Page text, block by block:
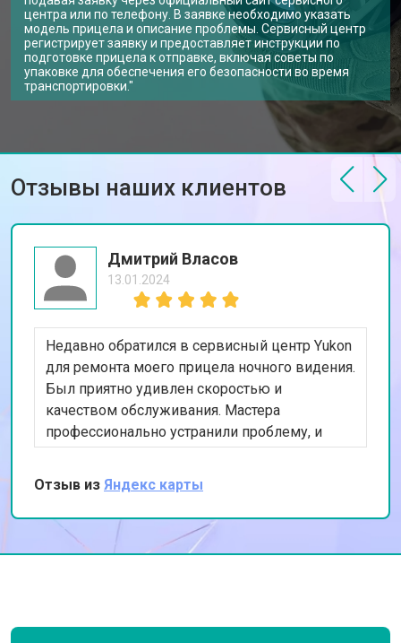
центра или по телефону. В заявке необходимо указать
модель прицела и описание проблемы. Сервисный центр
регистрирует заявку и предоставляет инструкции по
подготовке прицела к отправке, включая советы по
упаковке для обеспечения его безопасности во время
транспортировки."
Отзывы наших клиентов
Дмитрий Власов
13.01.2024
Недавно обратился в сервисный центр Yukon
для ремонта моего прицела ночного видения.
Был приятно удивлен скоростью и
качеством обслуживания. Мастера
профессионально устранили проблему, и
теперь прицел работает как новый. Особенно
ценю предоставленную гарантию на ремонт.
Спасибо за вашу работу!
Отзыв из Яндекс карты